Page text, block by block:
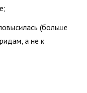
(больше
а не к